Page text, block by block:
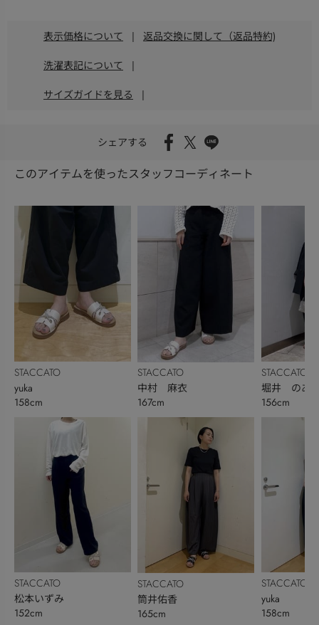
表示価格について | 返品交換に関して（返品特約)
洗濯表記について |
サイズガイドを見る |
シェアする
このアイテムを使ったスタッフコーディネート
STACCATO
yuka
158cm
STACCATO
松本いずみ
152cm
STACCATO
中村 麻衣
167cm
STACCATO
筒井佑香
165cm
STACCATO
堀井 のあ
156cm
STACCATO
yuka
158cm